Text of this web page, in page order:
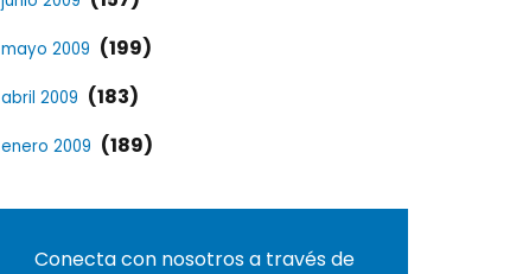
mayo 2009 (199)
abril 2009 (183)
enero 2009 (189)
Conecta con nosotros a través de